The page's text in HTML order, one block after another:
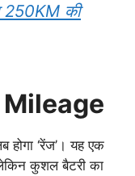
250KM की
‘रेंज’। यह एक
कुशल बैटरी का